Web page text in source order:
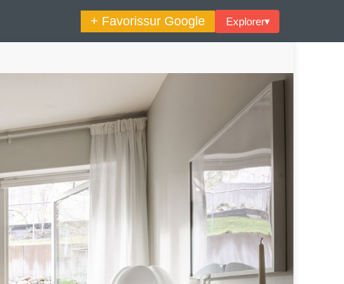
+ Favorissur Google Explorer▾
La Semaine Décoration Et Design
Maison En Ville
Les Trouvailles Déco Du Jour
On Décode La Déco
Piscine